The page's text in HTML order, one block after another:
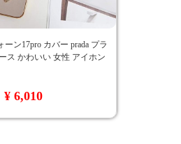
ン17pro カバー prada プラ
ス かわいい 女性 アイホン
¥ 6,010